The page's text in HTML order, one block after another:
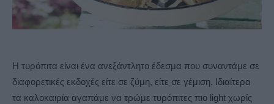
Η τυρόπιτα είναι ένα ανεξάντλητο έδεσμα που συναντάμε σε
διαφορετικές εκδοχές είτε σε ζύμη, είτε σε γέμιση. Ιδιαίτερα
τα καλοκαιρία αγαπάμε να τρώμε τυρόπιτες πιο light χωρίς